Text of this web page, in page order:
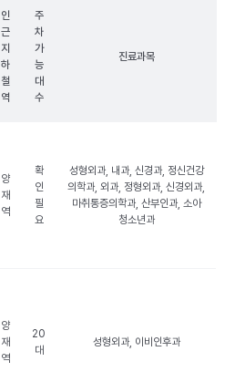
인
근
지
하
철
역
주
차
가
능
대
수
진료과목
양
재
역
확
인
필
요
성형외과, 내과, 신경과, 정신건강
의학과, 외과, 정형외과, 신경외과,
마취통증의학과, 산부인과, 소아
청소년과
양
재
역
20
대
성형외과, 이비인후과